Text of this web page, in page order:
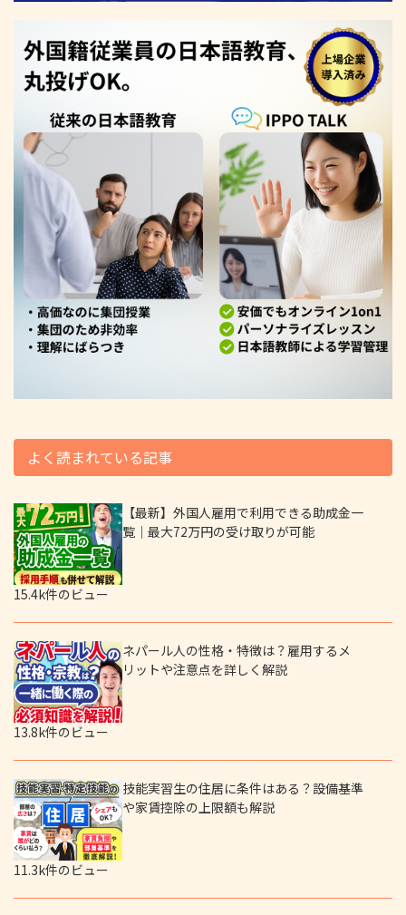
よく読まれている記事
【最新】外国人雇用で利用できる助成金一
覧｜最大72万円の受け取りが可能
15.4k件のビュー
ネパール人の性格・特徴は？雇用するメ
リットや注意点を詳しく解説
13.8k件のビュー
技能実習生の住居に条件はある？設備基準
や家賃控除の上限額も解説
11.3k件のビュー